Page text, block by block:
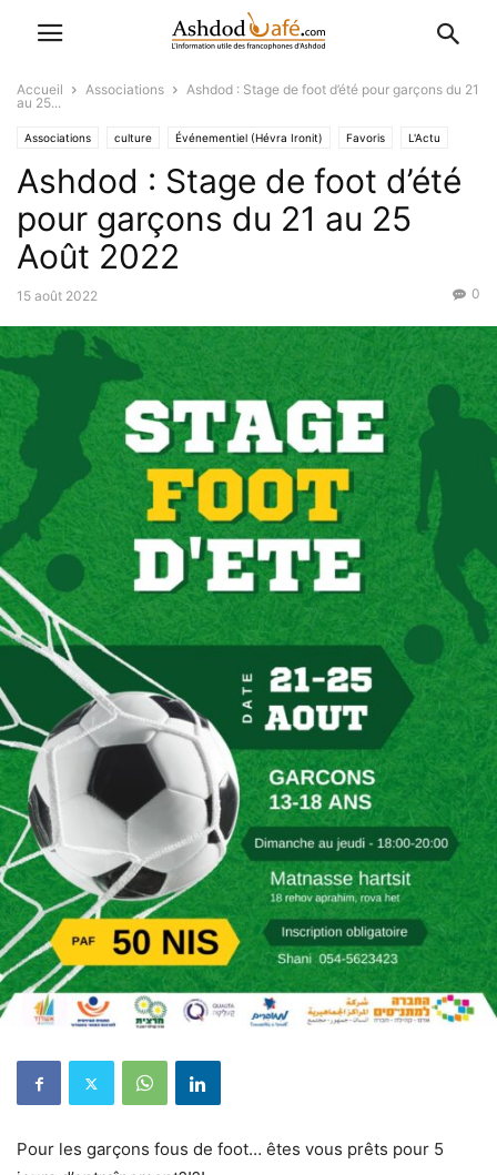
Accueil Associations
Ashdod : Stage de foot d’été pour garçons du 21
au 25...
Associations culture Événementiel (Hévra Ironit) Favoris L'Actu
La Ville Sports
Ashdod : Stage de foot d’été
pour garçons du 21 au 25
Août 2022
15 août 2022 0
Pour les garçons fous de foot… êtes vous prêts pour 5